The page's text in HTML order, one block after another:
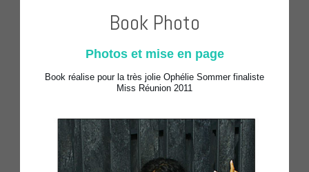
Book Photo
Photos et mise en page
Book réalise pour la très jolie Ophélie Sommer finaliste
Miss Réunion 2011